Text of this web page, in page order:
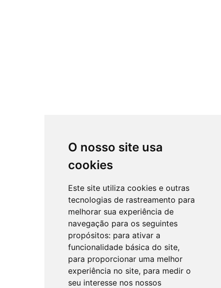
O nosso site usa
cookies
Este site utiliza cookies e outras
tecnologias de rastreamento para
melhorar sua experiência de
navegação para os seguintes
propósitos: para ativar a
funcionalidade básica do site,
para proporcionar uma melhor
experiência no site, para medir o
seu interesse nos nossos